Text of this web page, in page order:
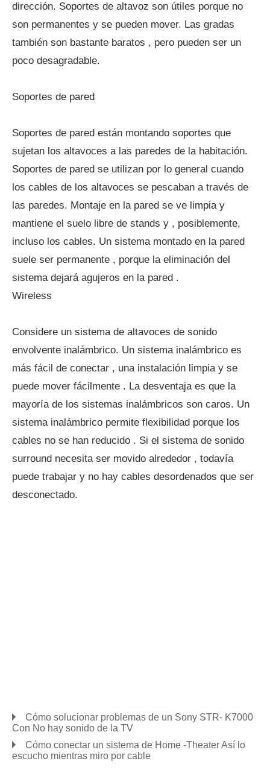
dirección. Soportes de altavoz son útiles porque no
son permanentes y se pueden mover. Las gradas
también son bastante baratos , pero pueden ser un
poco desagradable.
Soportes de pared
Soportes de pared están montando soportes que
sujetan los altavoces a las paredes de la habitación.
Soportes de pared se utilizan por lo general cuando
los cables de los altavoces se pescaban a través de
las paredes. Montaje en la pared se ve limpia y
mantiene el suelo libre de stands y , posiblemente,
incluso los cables. Un sistema montado en la pared
suele ser permanente , porque la eliminación del
sistema dejará agujeros en la pared .
Wireless
Considere un sistema de altavoces de sonido
envolvente inalámbrico. Un sistema inalámbrico es
más fácil de conectar , una instalación limpia y se
puede mover fácilmente . La desventaja es que la
mayoría de los sistemas inalámbricos son caros. Un
sistema inalámbrico permite flexibilidad porque los
cables no se han reducido . Si el sistema de sonido
surround necesita ser movido alrededor , todavía
puede trabajar y no hay cables desordenados que ser
desconectado.
Cómo solucionar problemas de un Sony STR- K7000
Con No hay sonido de la TV
Cómo conectar un sistema de Home -Theater Así lo
escucho mientras miro por cable